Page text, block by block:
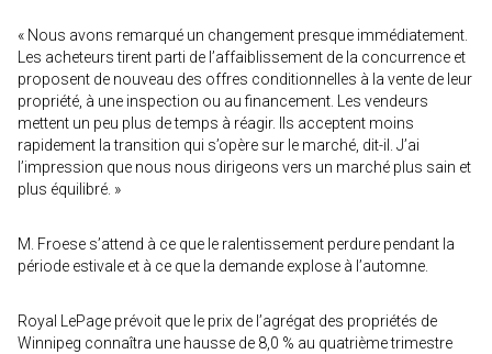
« Nous avons remarqué un changement presque immédiatement.
Les acheteurs tirent parti de l’affaiblissement de la concurrence et
proposent de nouveau des offres conditionnelles à la vente de leur
propriété, à une inspection ou au financement. Les vendeurs
mettent un peu plus de temps à réagir. Ils acceptent moins
rapidement la transition qui s’opère sur le marché, dit-il. J’ai
l’impression que nous nous dirigeons vers un marché plus sain et
plus équilibré. »
M. Froese s’attend à ce que le ralentissement perdure pendant la
période estivale et à ce que la demande explose à l’automne.
Royal LePage prévoit que le prix de l’agrégat des propriétés de
Winnipeg connaîtra une hausse de 8,0 % au quatrième trimestre